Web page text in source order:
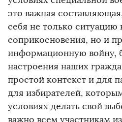
это важная
себя не только ситуацию
соприкосновения, но и
информационную войну,
настроения наших
простой контекст и для
для избирателей,
условиях делать свой
важно всем участникам